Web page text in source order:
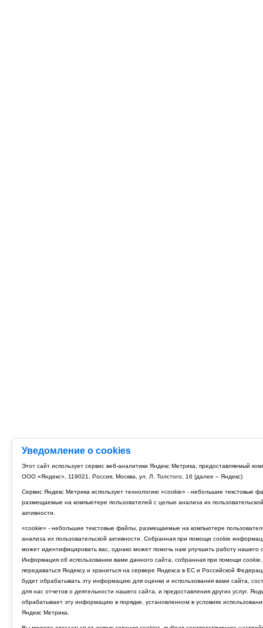
Уведомление о cookies
Этот сайт использует сервис веб-аналитики Яндекс Метрика, предоставляемый
ООО «Яндекс», 119021, Россия, Москва, ул. Л. Толстого, 16 (далее – Яндекс)
Сервис Яндекс Метрика использует технологию «cookie» - небольшие текстовые
размещаемые на компьютере пользователей с целью анализа их пользовательской
активности.
«cookie» - небольшие текстовые файлы, размещаемые на компьютере
анализа их пользовательской активности. Собранная при помощи cookie
может идентифицировать вас, однако может помочь нам улучшить работу нашего
Информация об использовании вами данного сайта, собранная при помощи cookie,
передаваться Яндексу и храниться на сервере Яндекса в ЕС и Российской
будет обрабатывать эту информацию для оценки и использования вами сайта,
для нас отчетов о деятельности нашего сайта, и предоставления других услуг.
обрабатывает эту информацию в порядке, установленном в условиях
Яндекс Метрика.